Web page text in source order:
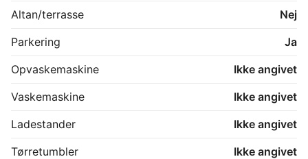
Altan/terrasse
Nej
Parkering
Ja
Opvaskemaskine
Ikke angivet
Vaskemaskine
Ikke angivet
Ladestander
Ikke angivet
Tørretumbler
Ikke angivet